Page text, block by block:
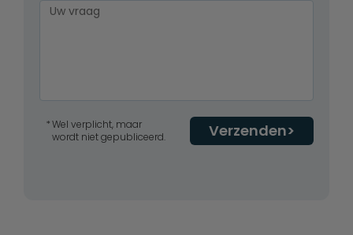
Verzenden
Wel verplicht, maar
wordt niet gepubliceerd.